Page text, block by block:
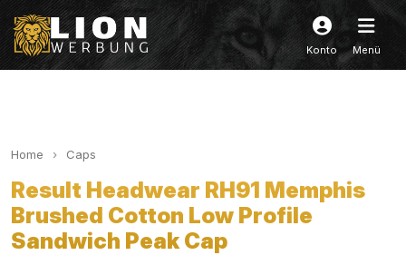
Konto Menü
Home Caps
Result Headwear RH91 Memphis
Brushed Cotton Low Profile
Sandwich Peak Cap